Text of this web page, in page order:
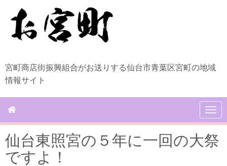
宮町商店街振興組合がお送りする仙台市青葉区宮町の地域
情報サイト
N
a
i
g
仙台東照宮の５年に一回の大祭
ですよ！